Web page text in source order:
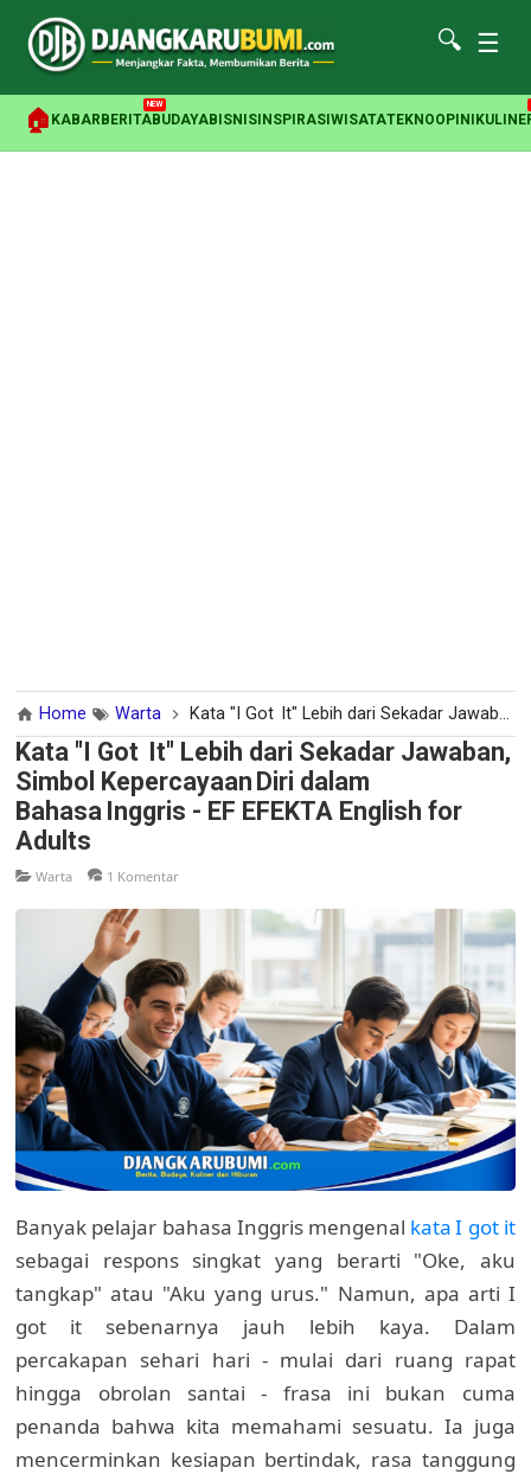
🔍 ☰
🏠 KABAR BERITA
NEW
BUDAYABISNIS INSPIRASI WISATATEKNOOPINI
Home Warta Kata "I Got It" Lebih dari Sekadar Jawaban, Simbol Kepercayaan Diri dalam Bahasa Inggris - EF EFEKTA English for Adults
Kata "I Got It" Lebih dari Sekadar Jawaban,
Simbol Kepercayaan Diri dalam
Bahasa Inggris - EF EFEKTA English for
Adults
Warta 1 Komentar
Banyak pelajar bahasa Inggris mengenal kata I got it
sebagai respons singkat yang berarti "Oke, aku
tangkap" atau "Aku yang urus." Namun, apa arti I
got it sebenarnya jauh lebih kaya. Dalam
percakapan sehari hari - mulai dari ruang rapat
hingga obrolan santai - frasa ini bukan cuma
penanda bahwa kita memahami sesuatu. Ia juga
mencerminkan kesiapan bertindak, rasa tanggung